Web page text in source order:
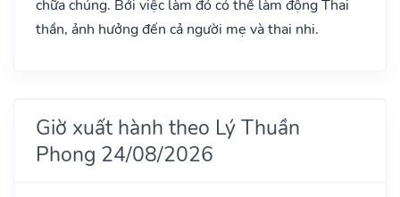
chữa chúng. Bởi việc làm đó có thể làm động Thai
thần, ảnh hưởng đến cả người mẹ và thai nhi.
Giờ xuất hành theo Lý Thuần
Phong 24/08/2026